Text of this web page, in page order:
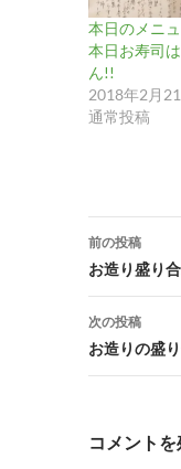
本日のメニ
本日お寿司
ん!!
2018年2月
通常投稿
投
稿
ナ
ビ
ゲ
前の投稿
お造り盛り
次の投稿
お造りの盛
コメント